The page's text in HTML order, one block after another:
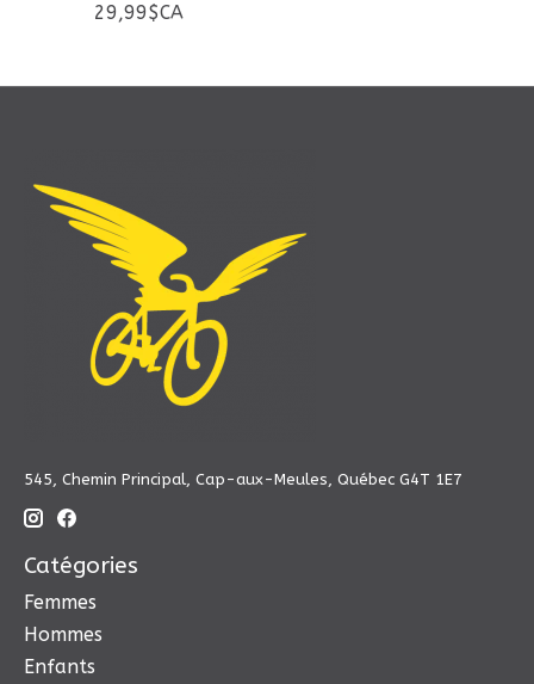
29,99$CA
545, Chemin Principal, Cap-aux-Meules, Québec G4T 1E7
Catégories
Femmes
Hommes
Enfants